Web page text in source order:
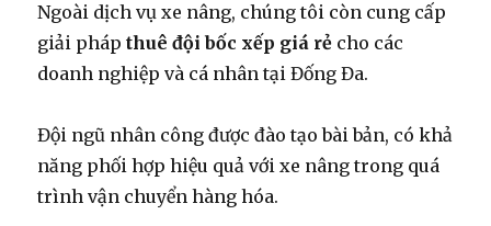
Ngoài dịch vụ xe nâng, chúng tôi còn cung cấp
giải phápthuê đội bốc xếp giá rẻ cho các
doanh nghiệp và cá nhân tại Đống Đa.
Đội ngũ nhân công được đào tạo bài bản, có khả
năng phối hợp hiệu quả với xe nâng trong quá
trình vận chuyển hàng hóa.